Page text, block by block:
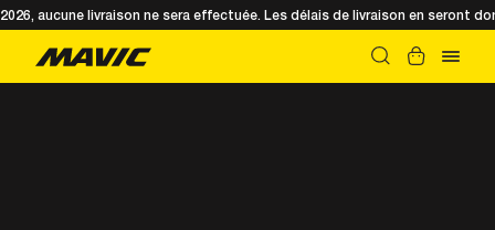
aucune livraison ne sera effectuée. Les délais de livraison en seront